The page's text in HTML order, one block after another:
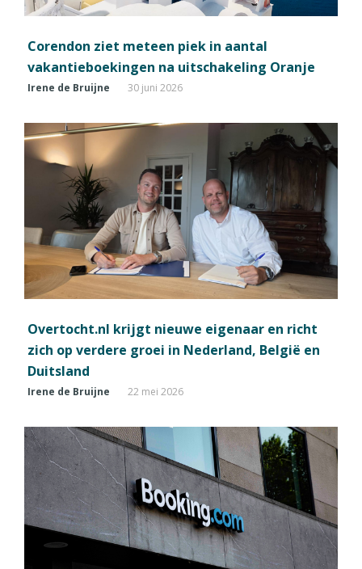
Corendon ziet meteen piek in aantal
vakantieboekingen na uitschakeling Oranje
Irene de Bruijne 30 juni 2026
Overtocht.nl krijgt nieuwe eigenaar en richt
zich op verdere groei in Nederland, België en
Duitsland
Irene de Bruijne 22 mei 2026